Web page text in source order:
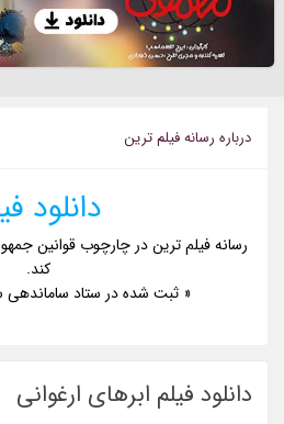
درباره رسانه فيلم ترين
دانلود
رسانه فیلم ترین در چارچوب قوانین
کند.
« ثبت شده در ستاد ساماندهی
دانلود فیلم ابرهای ارغوانی